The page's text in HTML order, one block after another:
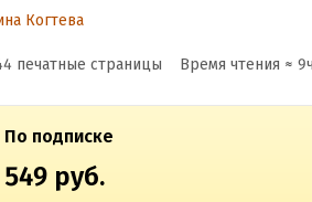
Когтева
печатные страницы Время чтения ≈ 9ч
По подписке
549 руб.